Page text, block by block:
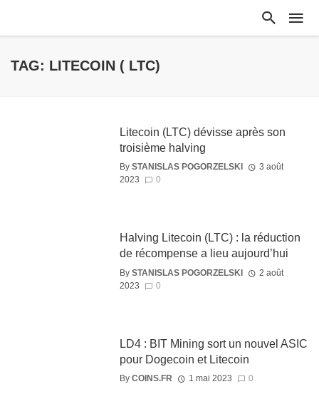
TAG: LITECOIN ( LTC)
Litecoin (LTC) dévisse après son
troisième halving
By STANISLAS POGORZELSKI
3 août
2023
0
Halving Litecoin (LTC) : la réduction
de récompense a lieu aujourd’hui
By STANISLAS POGORZELSKI
2 août
2023
0
LD4 : BIT Mining sort un nouvel ASIC
pour Dogecoin et Litecoin
By COINS.FR 1 mai 2023 0